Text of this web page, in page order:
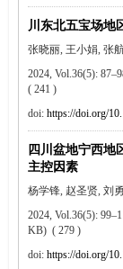
川东北五宝场地
张晓丽, 王小娟, 张
2024, Vol.36(5):
( 241 )
doi: https://doi.org/
四川盆地宁西
主控因素
杨学锋, 赵圣贤, 刘
2024, Vol.36(5):
KB) ( 279 )
doi: https://doi.org/